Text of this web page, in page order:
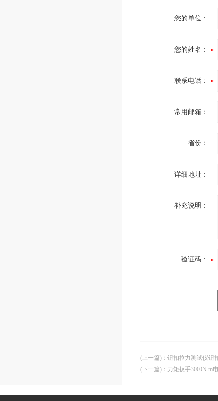
您的单位：
您的姓名：
联系电话：
常用邮箱：
省份：
详细地址：
补充说明：
验证码：
(上一篇) ： 钮扣拉力测试仪钮
(下一篇) ： 力矩扳手3000N.m